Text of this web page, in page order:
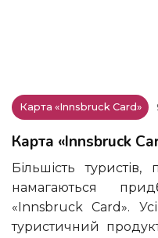
Карта «Innsbruck Card»
Карта «Innsbruck
Більшість туристів, потрапляючи до Інсбрука,
намагаються
«Innsbruck Card».
туристичний